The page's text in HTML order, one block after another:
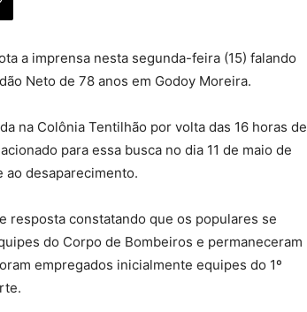
a imprensa nesta segunda-feira (15) falando
Neto de 78 anos em Godoy Moreira.
na Colônia Tentilhão por volta das 16 horas de
para essa busca no dia 11 de maio de
ao desaparecimento.
resposta constatando que os populares se
do Corpo de Bombeiros e permaneceram
empregados inicialmente equipes do 1º